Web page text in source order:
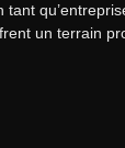
un terrain